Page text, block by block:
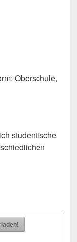
Oberschule,
studentische